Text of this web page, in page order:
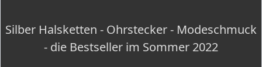
Silber Halsketten - Ohrstecker - Modeschmuck
- die Bestseller im Sommer 2022